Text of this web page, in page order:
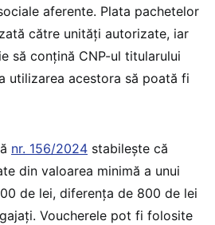
aferente. Plata pachetelor
către unități autorizate, iar
să conțină CNP-ul titularului
utilizarea acestora să poată fi
nr. 156/2024 stabilește că
din valoarea minimă a unui
de lei, diferența de 800 de lei
Voucherele pot fi folosite